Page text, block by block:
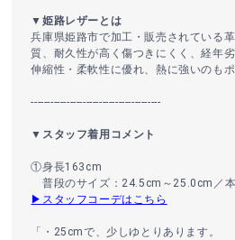
▼姫路レザーとは
兵庫県姫路市で加工・販売されている
質、耐久性が高く傷つきにくく、経年
伸縮性・柔軟性に優れ、熱に強いのもポ
----------------------------------------
▼スタッフ着用コメント
①身長163cm
普段のサイズ：24.5cm～25.0cm／
▶スタッフコーデはこちら
「・25cmで、少しゆとりあります。